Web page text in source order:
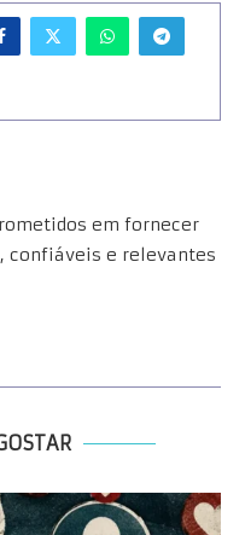
em fornecer
confiáveis e relevantes